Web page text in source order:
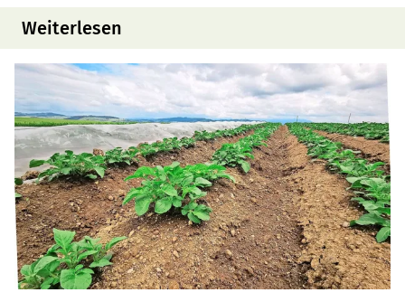
Weiterlesen